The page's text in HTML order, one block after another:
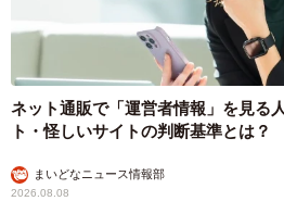
ネット通販で「運営者情報」を見る
ト・怪しいサイトの判断基準とは？
まいどなニュース情報部
2026.08.08